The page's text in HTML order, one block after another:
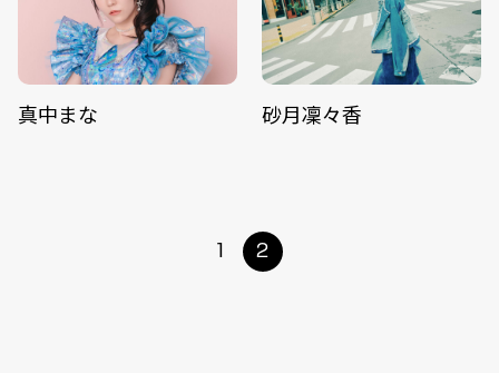
真中まな 砂月凜々香
1 2